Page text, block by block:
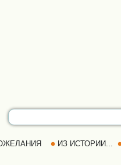
ИЗ ИСТОРИИ...